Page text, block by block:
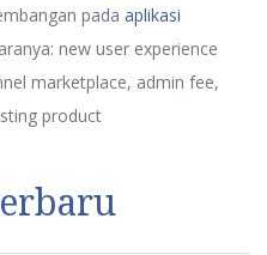
pada aplikasi
new user experience
marketplace, admin fee,
product